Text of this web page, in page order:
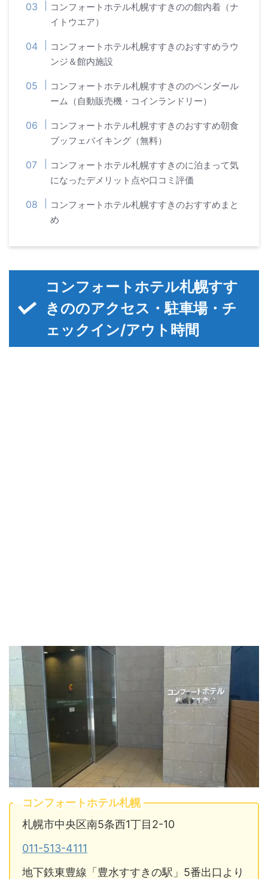
コンフォートホテル札幌すすきのの館内着（ナ
イトウエア）
コンフォートホテル札幌すすきのおすすめラウ
ンジ＆館内施設
コンフォートホテル札幌すすきののベンダール
ーム（自動販売機・コインランドリー）
コンフォートホテル札幌すすきのおすすめ朝食
ブッフェバイキング（無料）
コンフォートホテル札幌すすきのに泊まって気
になったデメリット点や口コミ評価
コンフォートホテル札幌すすきのおすすめまと
め
コンフォートホテル札幌すす
きののアクセス・駐車場・チ
ェックイン/アウト時間
コンフォートホテル札幌
札幌市中央区南5条西1丁目2-10
011-513-4111
地下鉄東豊線「豊水すすきの駅」5番出口より